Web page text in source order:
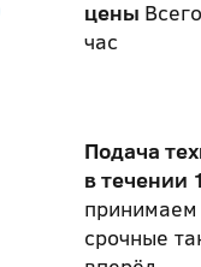
цены
час
Подача
в течении
срочные